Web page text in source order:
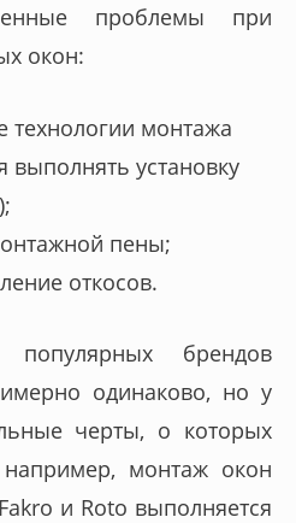
проблемы при
окон:
технологии монтажа
выполнять установку
пены;
откосов.
брендов
одинаково, но у
черты, о которых
например, монтаж окон
и Roto выполняется